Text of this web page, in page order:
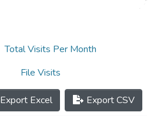
Total Visits Per Month
File Visits
Export Excel Export CSV